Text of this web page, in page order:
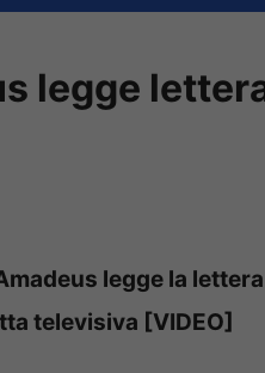
legge
legge la
televisiva [VIDEO]